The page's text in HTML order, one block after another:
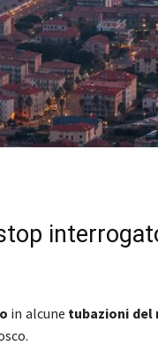
in alcune tubazioni del